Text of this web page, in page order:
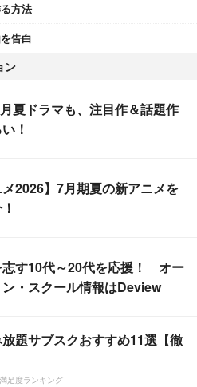
方法
告白
ン
夏ドラマも、注目作＆話題作
！
メ2026】7月期夏の新アニメを
志す10代～20代を応援！ オー
・スクール情報はDeview
題サブスクおすすめ11選【徹
足度ランキング